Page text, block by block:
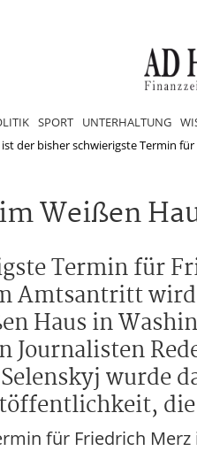
SPORT UNTERHALTUNG
ist der bisher schwierigste Termin für
Weißen
Termin für
Amtsantritt
Haus in
Journalisten
wurde
für Friedrich